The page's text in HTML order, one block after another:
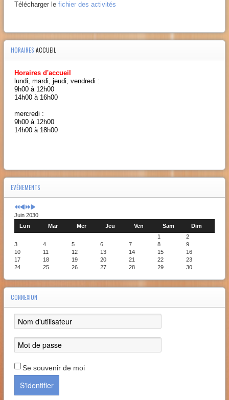
Télécharger le fichier des activités
HORAIRES ACCUEIL
Horaires d'accueil
lundi, mardi, jeudi, vendredi :
9h00 à 12h00
14h00 à 16h00
mercredi :
9h00 à 12h00
14h00 à 18h00
EVÉNEMENTS
Juin 2030
Lun
Mar Mer Jeu Ven Sam
Dim
1
2
3
4 5 6 7 8
9
10
11 12 13 14 15
16
17
18 19 20 21 22
23
24
25 26 27 28 29 30
CONNEXION
Se souvenir de moi
S'identifier